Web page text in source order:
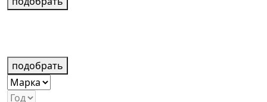
подобрать